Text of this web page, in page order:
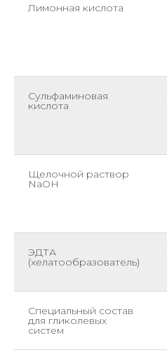
Лимонная кислота
Сульфаминовая
кислота
Щелочной раствор
NaOH
ЭДТА
(хелатообразователь)
Специальный состав
для гликолевых
систем